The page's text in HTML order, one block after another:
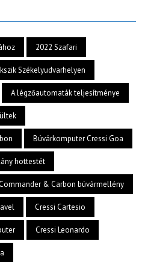
2022 Szafari
Székelyudvarhelyen
A légzőautomaták teljesítménye
Búvárkomputer Cressi Goa
hottestét
& Carbon búvármellény
Cressi Cartesio
Cressi Leonardo